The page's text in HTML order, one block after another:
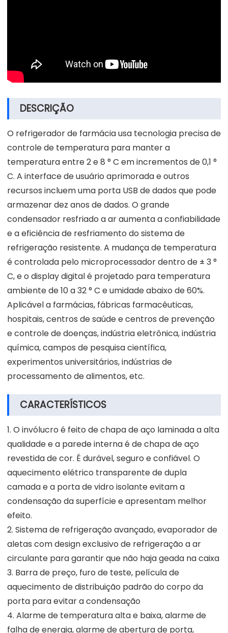
DESCRIÇÃO
O refrigerador de farmácia usa tecnologia precisa de
controle de temperatura para manter a
temperatura entre 2 e 8 ° C em incrementos de 0,1 °
C. A interface de usuário aprimorada e outros
recursos incluem uma porta USB de dados que pode
armazenar dez anos de dados. O grande
condensador resfriado a ar aumenta a confiabilidade
e a eficiência de resfriamento do sistema de
refrigeração resistente. A mudança de temperatura
é controlada pelo microprocessador dentro de ± 3 °
C, e o display digital é projetado para temperatura
ambiente de 10 a 32 ° C e umidade abaixo de 60%.
Aplicável a farmácias, fábricas farmacêuticas,
hospitais, centros de saúde e centros de prevenção
e controle de doenças, indústria eletrônica, indústria
química, campos de pesquisa científica,
experimentos universitários, indústrias de
processamento de alimentos, etc.
CARACTERÍSTICOS
1. O invólucro é feito de chapa de aço laminada a alta
qualidade e a parede interna é de chapa de aço
revestida de cor. É durável, seguro e confiável. O
aquecimento elétrico transparente de dupla
camada e a porta de vidro isolante evitam a
condensação da superfície e apresentam melhor
efeito.
2. Sistema de refrigeração avançado, evaporador de
aletas com design exclusivo de refrigeração a ar
circulante para garantir que não haja geada na caixa
3. Barra de preço, furo de teste, película de
aquecimento de distribuição padrão do corpo da
porta para evitar a condensação
4. Alarme de temperatura alta e baixa, alarme de
falha de energia, alarme de abertura de porta,